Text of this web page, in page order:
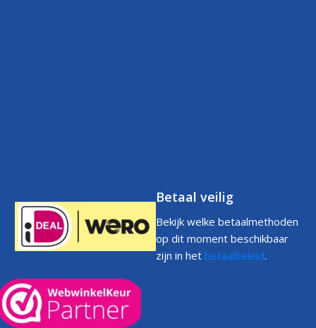
Betaal veilig
Bekijk welke betaalmethoden
op dit moment beschikbaar
zijn in het betaalbeleid.